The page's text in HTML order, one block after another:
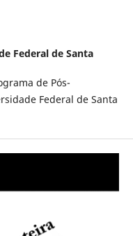
Federal de Santa
de Pós-
Federal de Santa